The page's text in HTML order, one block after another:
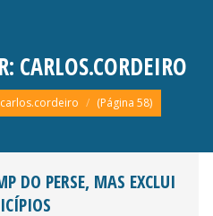
CARLOS.CORDEIRO
(Página 58)
DO PERSE, MAS EXCLUI